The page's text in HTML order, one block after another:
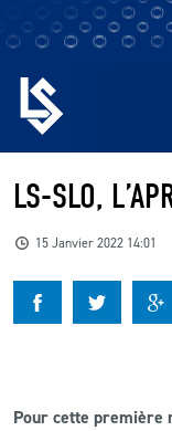
EQUIPES
BILLETTERIE
FANS
BUSINESS
LS-SLO,
15 Janvier 2022 14:01
Pour cette première